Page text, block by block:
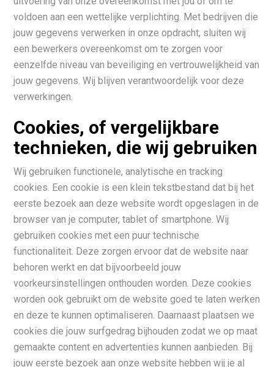
voldoen aan een wettelijke verplichting. Met bedrijven die
jouw gegevens verwerken in onze opdracht, sluiten wij
een bewerkers overeenkomst om te zorgen voor
eenzelfde niveau van beveiliging en vertrouwelijkheid van
jouw gegevens. Wij blijven verantwoordelijk voor deze
verwerkingen.
Cookies, of vergelijkbare
technieken, die wij gebruiken
Wij gebruiken functionele, analytische en tracking
cookies. Een cookie is een klein tekstbestand dat bij het
eerste bezoek aan deze website wordt opgeslagen in de
browser van je computer, tablet of smartphone. Wij
gebruiken cookies met een puur technische
functionaliteit. Deze zorgen ervoor dat de website naar
behoren werkt en dat bijvoorbeeld jouw
voorkeursinstellingen onthouden worden. Deze cookies
worden ook gebruikt om de website goed te laten werken
en deze te kunnen optimaliseren. Daarnaast plaatsen we
cookies die jouw surfgedrag bijhouden zodat we op maat
gemaakte content en advertenties kunnen aanbieden. Bij
jouw eerste bezoek aan onze website hebben wij je al